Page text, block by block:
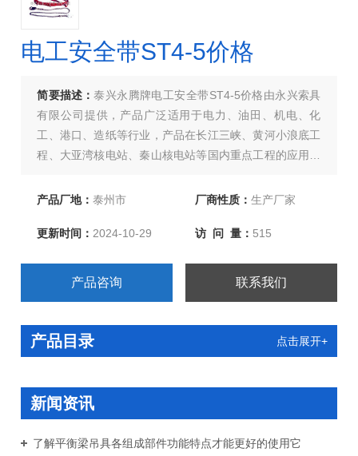
电工安全带ST4-5价格
简要描述：泰兴永腾牌电工安全带ST4-5价格由永兴索具
有限公司提供，产品广泛适用于电力、油田、机电、化
工、港口、造纸等行业，产品在长江三峡、黄河小浪底工
程、大亚湾核电站、秦山核电站等国内重点工程的应用中
产品厂地：泰州市 厂商性质： 生产厂家
更新时间：2024-10-29 访 问 量： 515
产品咨询 联系我们
产品目录 点击展开+
新闻资讯
了解平衡梁吊具各组成部件功能特点才能更好的使用它